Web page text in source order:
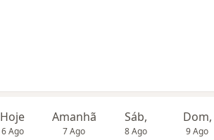
Hoje
6 Ago
Amanhã
7 Ago
Sáb,
8 Ago
Dom,
9 Ago